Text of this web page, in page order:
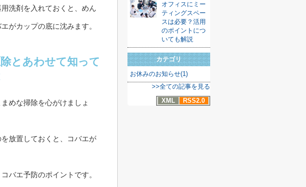
洗剤を入れておくと、めん
がカップの底に沈みます。
とあわせて知って
めな掃除を心がけましょ
放置しておくと、コバエが
バエ予防のポイントです。
オフィスにミー
ティングスペー
スは必要？活用
のポイントにつ
いても解説
カテゴリ
お休みのお知らせ(1)
>>全ての記事を見る
XML
RSS2.0